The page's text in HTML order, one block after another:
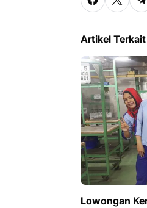
Artikel Terkait
Lowongan